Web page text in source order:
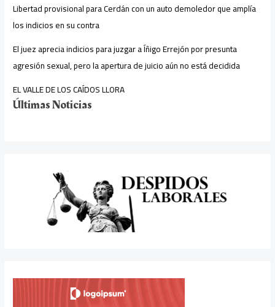
Libertad provisional para Cerdán con un auto demoledor que amplía
los indicios en su contra
El juez aprecia indicios para juzgar a Íñigo Errejón por presunta
agresión sexual, pero la apertura de juicio aún no está decidida
EL VALLE DE LOS CAÍDOS LLORA
Últimas Noticias